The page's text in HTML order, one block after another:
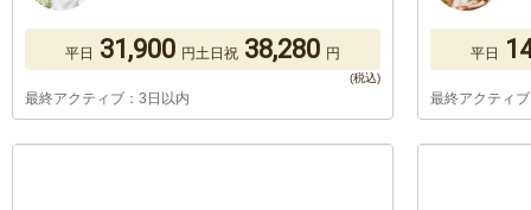
平日 31,900 円土日祝 38,280 円
最終アクティブ：3日以内
平日
最終アクティ